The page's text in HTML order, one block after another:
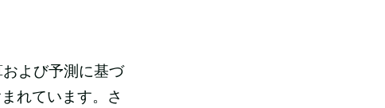
よび予測に基づ
れています。さ